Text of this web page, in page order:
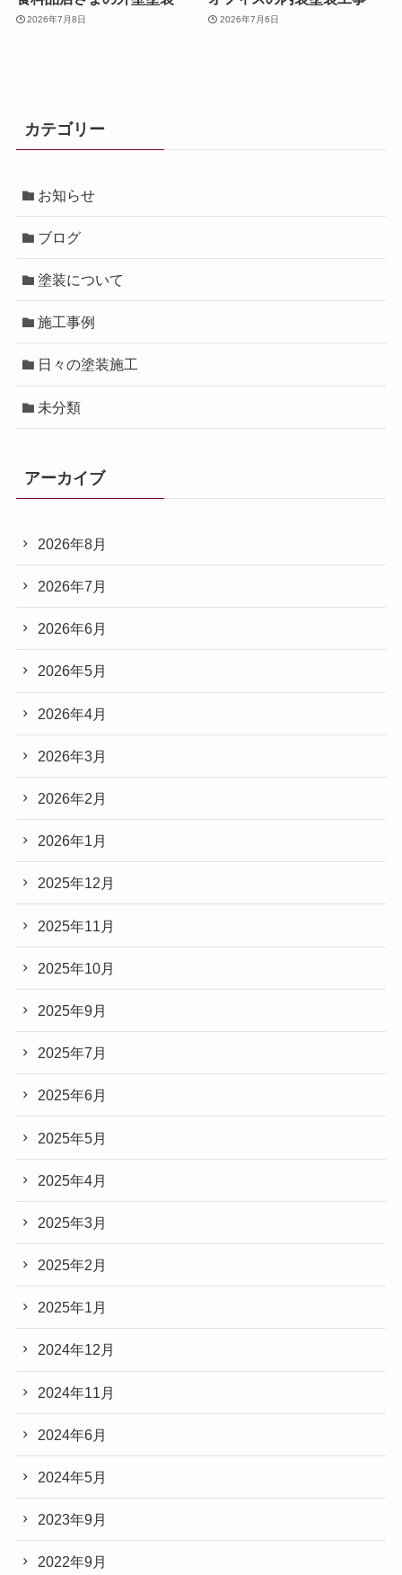
2026年7月8日 2026年7月6日
カテゴリー
お知らせ
ブログ
塗装について
施工事例
日々の塗装施工
未分類
アーカイブ
2026年8月
2026年7月
2026年6月
2026年5月
2026年4月
2026年3月
2026年2月
2026年1月
2025年12月
2025年11月
2025年10月
2025年9月
2025年7月
2025年6月
2025年5月
2025年4月
2025年3月
2025年2月
2025年1月
2024年12月
2024年11月
2024年6月
2024年5月
2023年9月
2022年9月